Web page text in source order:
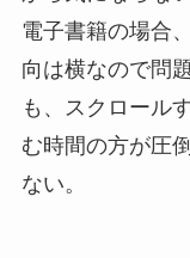
電子書籍の場合
向は横なので問
も、スクロール
む時間の方が圧
ない。